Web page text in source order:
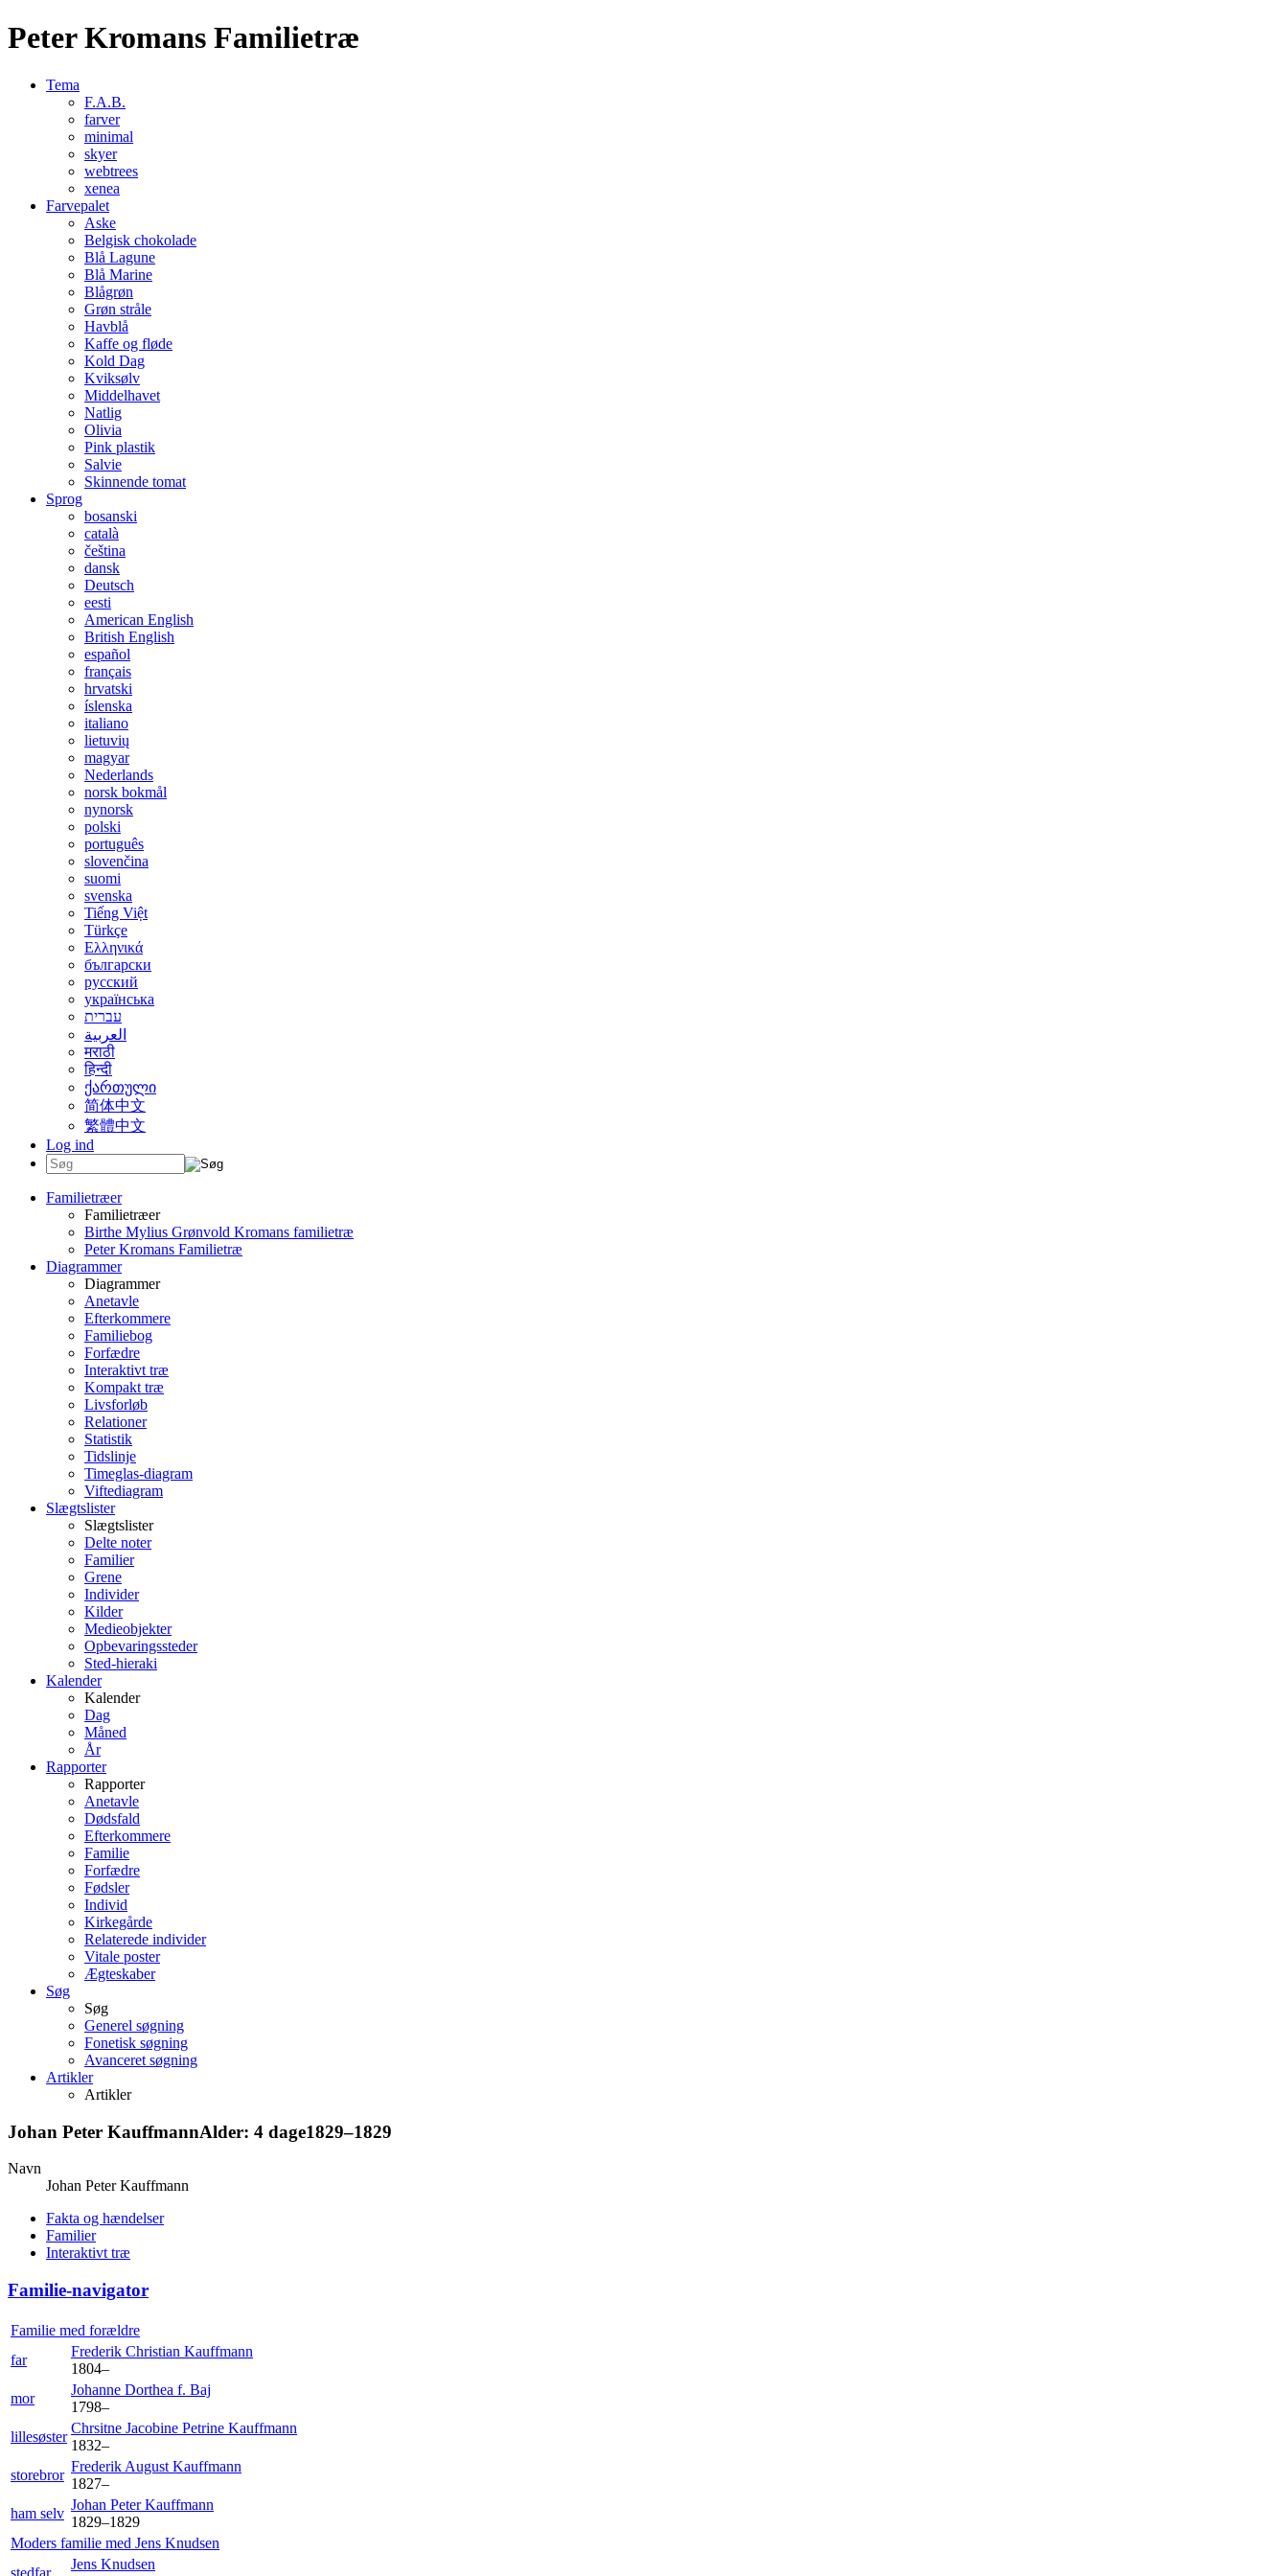
Peter Kromans Familietræ
Tema
F.A.B.
farver
minimal
skyer
webtrees
xenea
Farvepalet
Aske
Belgisk chokolade
Blå Lagune
Blå Marine
Blågrøn
Grøn stråle
Havblå
Kaffe og fløde
Kold Dag
Kviksølv
Middelhavet
Natlig
Olivia
Pink plastik
Salvie
Skinnende tomat
Sprog
bosanski
català
čeština
dansk
Deutsch
eesti
American English
British English
español
français
hrvatski
íslenska
italiano
lietuvių
magyar
Nederlands
norsk bokmål
nynorsk
polski
português
slovenčina
suomi
svenska
Tiếng Việt
Türkçe
Ελληνικά
български
русский
українська
עברית
العربية
मराठी
हिन्दी
ქართული
简体中文
繁體中文
Log ind
Familietræer
Familietræer
Birthe Mylius Grønvold Kromans familietræ
Peter Kromans Familietræ
Diagrammer
Diagrammer
Anetavle
Efterkommere
Familiebog
Forfædre
Interaktivt træ
Kompakt træ
Livsforløb
Relationer
Statistik
Tidslinje
Timeglas-diagram
Viftediagram
Slægtslister
Slægtslister
Delte noter
Familier
Grene
Individer
Kilder
Medieobjekter
Opbevaringssteder
Sted-hieraki
Kalender
Kalender
Dag
Måned
År
Rapporter
Rapporter
Anetavle
Dødsfald
Efterkommere
Familie
Forfædre
Fødsler
Individ
Kirkegårde
Relaterede individer
Vitale poster
Ægteskaber
Søg
Søg
Generel søgning
Fonetisk søgning
Avanceret søgning
Artikler
Artikler
Johan Peter KauffmannAlder: 4 dage1829–1829
Navn
Johan PeterKauffmann
Fakta og hændelser
Familier
Interaktivt træ
Familie-navigator
Familie med forældre
far
Frederik Christian Kauffmann
1804–
mor
Johanne Dorthea f. Baj
1798–
lillesøster
Chrsitne Jacobine Petrine Kauffmann
1832–
storebror
Frederik August Kauffmann
1827–
ham selv
Johan PeterKauffmann
1829–1829
Moders familie med Jens Knudsen
stedfar
Jens Knudsen